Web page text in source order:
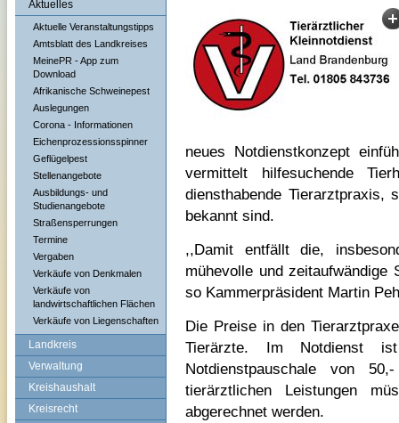
Aktuelles
Aktuelle Veranstaltungstipps
Amtsblatt des Landkreises
MeinePR - App zum
Download
Afrikanische Schweinepest
Auslegungen
Corona - Informationen
Eichenprozessionsspinner
Geflügelpest
Stellenangebote
Ausbildungs- und
Studienangebote
Straßensperrungen
Termine
Vergaben
Verkäufe von Denkmalen
Verkäufe von
landwirtschaftlichen Flächen
Verkäufe von Liegenschaften
Landkreis
Verwaltung
Kreishaushalt
Kreisrecht
neues Notdienstkonzept
vermittelt hilfesuchende
diensthabende Tierarztpraxis,
bekannt sind.
,,Damit entfällt die,
mühevolle und zeitaufwändige
so Kammerpräsident Martin
Die Preise in den
Tierärzte. Im Notdienst
Notdienstpauschale von
tierärztlichen Leistungen
abgerechnet werden.